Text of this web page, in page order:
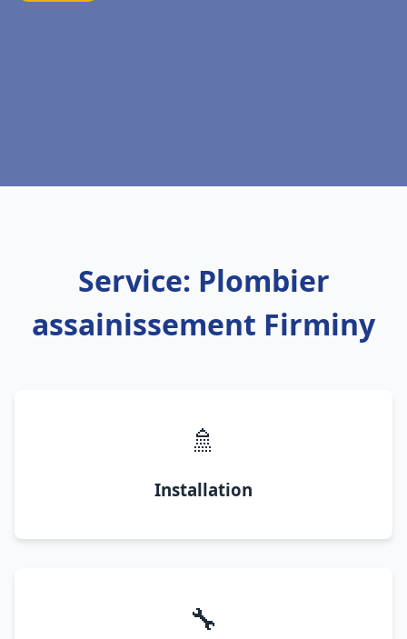
Service: Plombier
assainissement Firminy
🚿
Installation
🔧